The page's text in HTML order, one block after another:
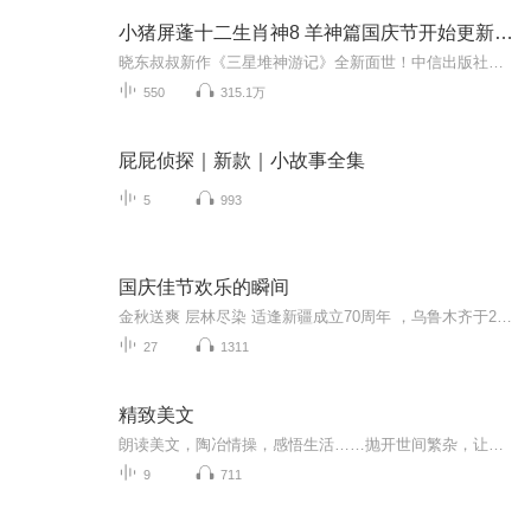
小猪屏蓬十二生肖神8 羊神篇国庆节开始更新啦！
550 315.1万
屁屁侦探｜新款｜小故事全集
5 993
国庆佳节欢乐的瞬间
27 1311
精致美文
9 711